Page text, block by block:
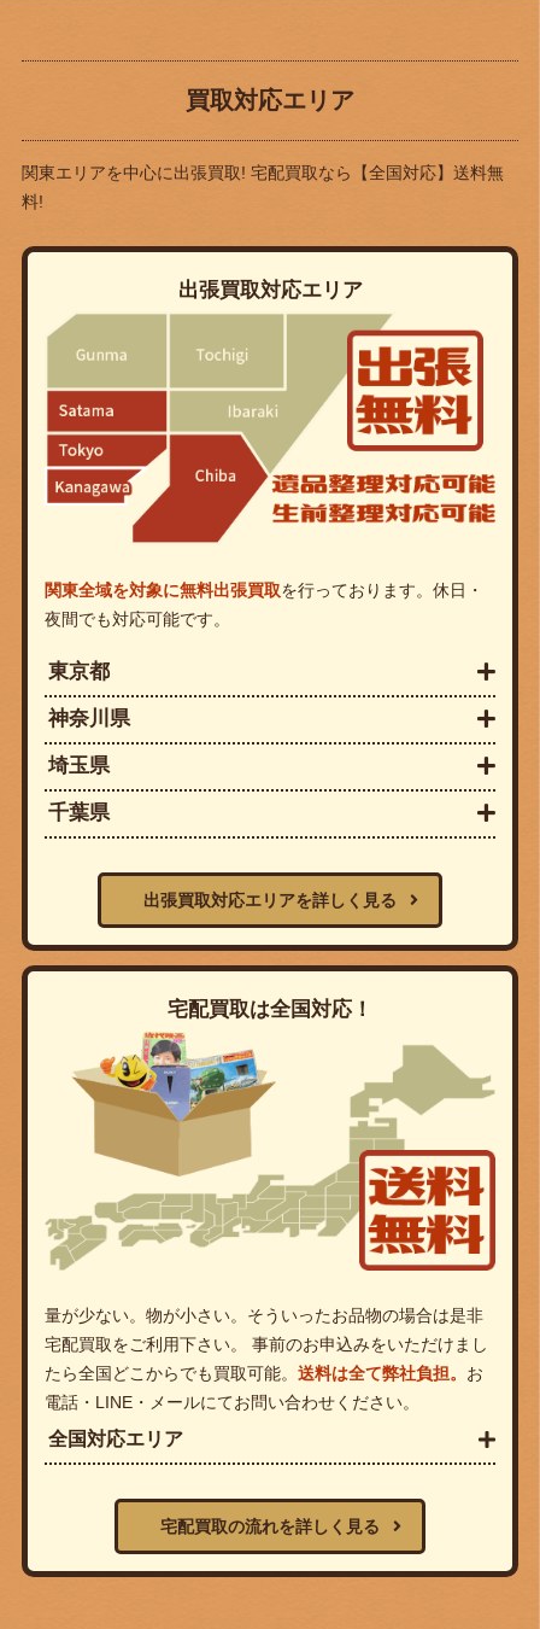
買取対応エリア
関東エリアを中心に出張買取! 宅配買取なら
【全国対応】送料無
料!
出張買取対応エリア
関東全域を対象に無料出張買取を行っております。休日・
夜間でも対応可能です。
東京都
神奈川県
埼玉県
千葉県
出張買取対応エリアを詳しく見る
宅配買取は全国対応！
量が少ない。物が小さい。そういったお品物の場合は是非
宅配買取をご利用下さい。 事前のお申込みをいただけまし
たら全国どこからでも買取可能。 送料は全て弊社負担。 お
電話・LINE・メールにてお問い合わせください。
全国対応エリア
宅配買取の流れを詳しく見る